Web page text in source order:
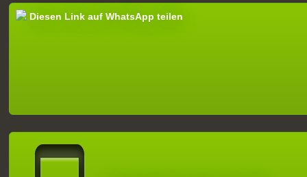
Diesen Link auf WhatsApp teilen